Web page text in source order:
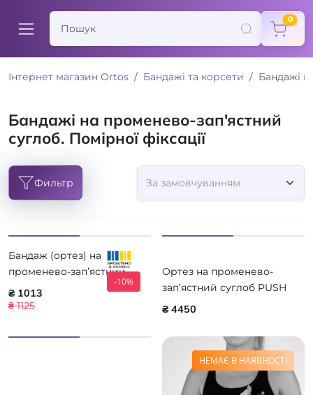
0
Інтернет магазин Ortos Бандажі та корсети Бандажі
Бандажі на променево-зап'ястний
суглоб. Помірної фіксації
Фильтр
-10%
Бандаж (ортез) на
променево-зап’ястний
суглоб (короткий) Алком
3017
₴ 1013
₴ 1125
Ортез на променево-
зап’ястний суглоб PUSH
MED WRIST BRACE 2.10.1
₴ 4450
НЕМАЄ В НАЯВНОСТІ